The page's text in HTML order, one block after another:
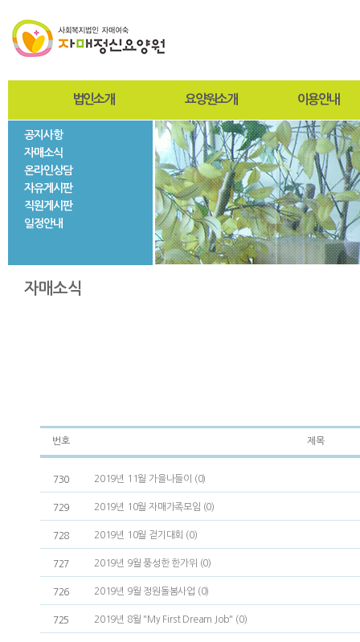
법인소개
사진자료
법인현황
요양원소개
인사말
설립목적 및 연혁
미션과비전
조직도
시설현황
층별안내
자매둘러보기
이용안내
입퇴원절차
찾아오시는길
사회재활서비스
공지사항
자매소식
온라인상담
자유게시판
직원게시판
일정안내
자매소식
번호 제목
730 2019년 11월 가을나들이 (0)
729 2019년 10월 자매가족모임 (0)
728 2019년 10월 걷기대회 (0)
727 2019년 9월 풍성한 한가위 (0)
726 2019년 9월 정원돌봄사업 (0)
725 2019년 8월 "My First Dream Job" (0)